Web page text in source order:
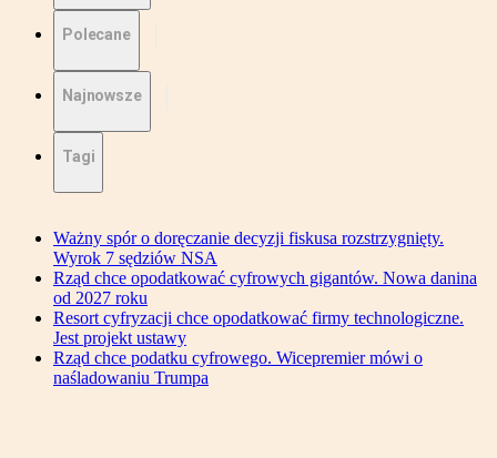
Polecane
Najnowsze
Tagi
Ważny spór o doręczanie decyzji fiskusa rozstrzygnięty.
Wyrok 7 sędziów NSA
Rząd chce opodatkować cyfrowych gigantów. Nowa danina
od 2027 roku
Resort cyfryzacji chce opodatkować firmy technologiczne.
Jest projekt ustawy
Rząd chce podatku cyfrowego. Wicepremier mówi o
naśladowaniu Trumpa